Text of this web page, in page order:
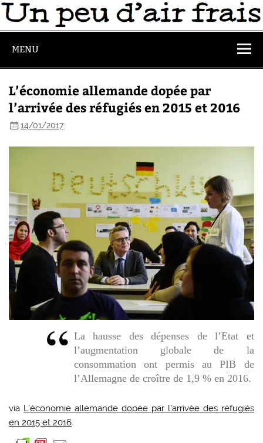
MENU
L’économie allemande dopée par
l’arrivée des réfugiés en 2015 et 2016
14/01/2017
La hausse des dépenses de l’Etat et
l’augmentation globale de la
consommation ont permis au PIB de
l’Allemagne de croître de 1,9 % en 2016.
via L’économie allemande dopée par l’arrivée des réfugiés
en 2015 et 2016